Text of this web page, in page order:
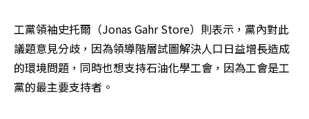
工黨領袖史托爾（Jonas Gahr Store）則表示，黨內對此
議題意見分歧，因為領導階層試圖解決人口日益增長造成
的環境問題，同時也想支持石油化學工會，因為工會是工
黨的最主要支持者。